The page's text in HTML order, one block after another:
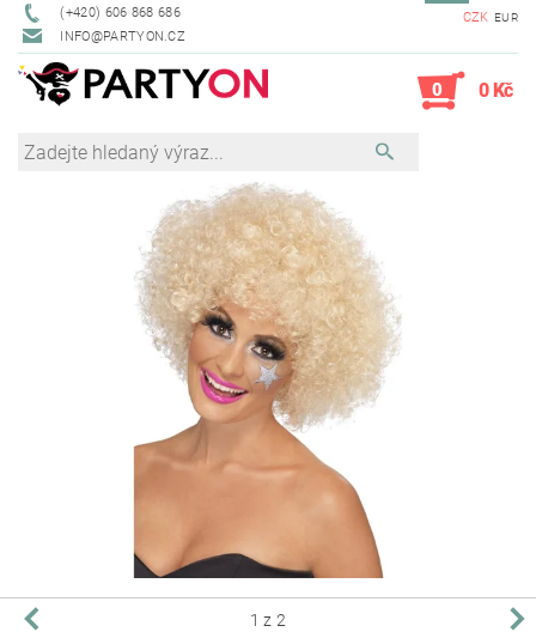
(+420) 606 868 686
INFO@PARTYON.CZ
CZK EUR
0 0 Kč
1 z 2